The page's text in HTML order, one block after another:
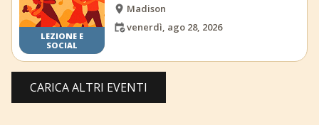
LEZIONE E
SOCIAL
Madison
venerdì, ago 28, 2026
CARICA ALTRI EVENTI